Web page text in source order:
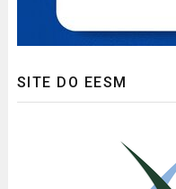
SITE DO EESM